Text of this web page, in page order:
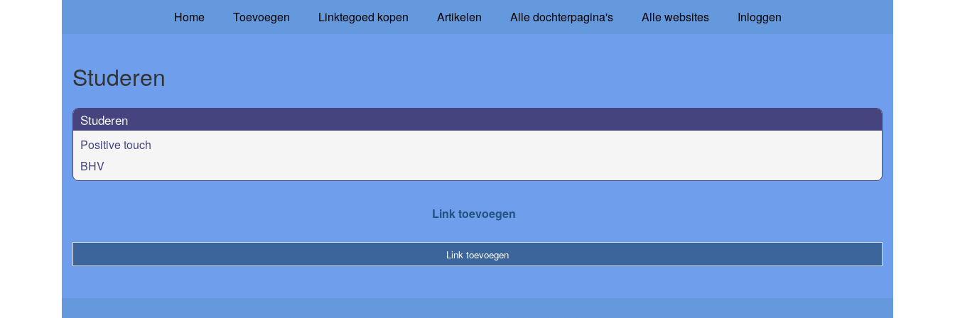
Home Toevoegen Linktegoed kopen Artikelen Alle dochterpagina's Alle websites Inloggen
Studeren
Studeren
Positive touch
BHV
Link toevoegen
Link toevoegen